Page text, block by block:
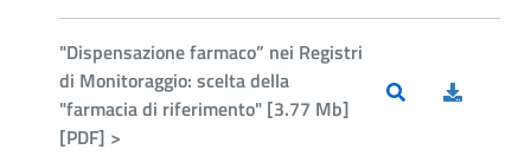
"Dispensazione farmaco” nei Registri
di Monitoraggio: scelta della
"farmacia di riferimento" [3.77 Mb]
[PDF] >